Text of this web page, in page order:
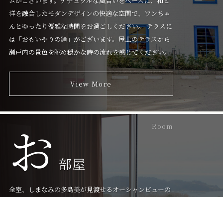
洋を融合したモダンデザインの快適な空間で、ワンちゃ
んとゆったり優雅な時間をお過ごしください。 テラスに
は「おもいやりの鐘」がございます。屋上のテラスから
瀬戸内の景色を眺め穏かな時の流れを感じてください。
View More
お 部屋
Room
全室、しまなみの多島美が見渡せるオーシャンビューの